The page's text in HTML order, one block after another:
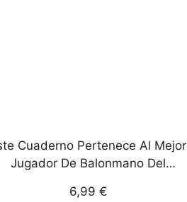
Cuaderno Pertenece Al Mejor
Jugador De Balonmano Del
Jugadores De Balonmano - 120
6,99 €